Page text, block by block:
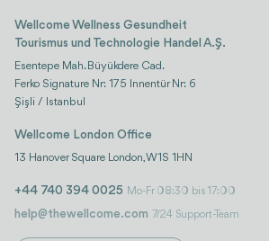
Wellcome Wellness Gesundheit
Tourismus und Technologie Handel A.Ş.
Esentepe Mah. Büyükdere Cad.
Ferko Signature Nr: 175 Innentür Nr: 6
Şişli / Istanbul
Wellcome London Office
13 Hanover Square London, W1S 1HN
+44 740 394 0025 Mo-Fr 08:30 bis 17:00
help@thewellcome.com 7/24 Support-Team